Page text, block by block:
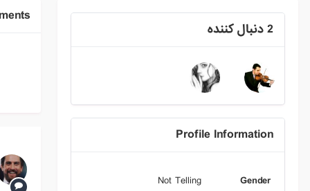
2 دنبال کننده
Profile Information
Gender
Not Telling